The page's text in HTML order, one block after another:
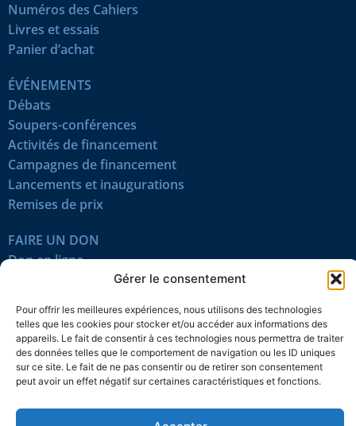
Gérer le consentement
Pour offrir les meilleures expériences, nous utilisons des technologies
telles que les cookies pour stocker et/ou accéder aux informations des
appareils. Le fait de consentir à ces technologies nous permettra de traiter
des données telles que le comportement de navigation ou les ID uniques
sur ce site. Le fait de ne pas consentir ou de retirer son consentement
peut avoir un effet négatif sur certaines caractéristiques et fonctions.
Numéros des Cahiers
Livres et essais
Panier d’achat
ÉVÉNEMENTS
Débats
Soupers-conférences
Activités de financement
Campagnes de financement
Lancements et inaugurations
Remises de prix
FAIRE UN DON
Don en ligne
Nos donateurs
CONTENU EN LIGNE
Tous les articles
Œuvres du mois